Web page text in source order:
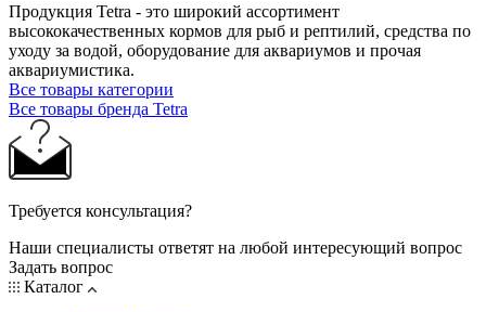
Продукция Tetra - это широкий ассортимент
высококачественных кормов для рыб и рептилий, средства по
уходу за водой, оборудование для аквариумов и прочая
аквариумистика.
Все товары категории
Все товары бренда Tetra
Требуется консультация?
Наши специалисты ответят на любой интересующий вопрос
Задать вопрос
Каталог